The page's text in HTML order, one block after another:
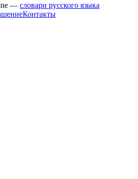
— словари русского языка
Контакты